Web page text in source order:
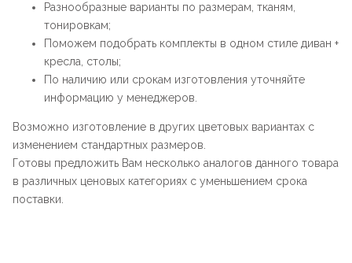
Разнообразные варианты по размерам, тканям,
тонировкам;
Поможем подобрать комплекты в одном стиле диван +
кресла, столы;
По наличию или срокам изготовления уточняйте
информацию у менеджеров.
Возможно изготовление в других цветовых вариантах с
изменением стандартных размеров.
Готовы предложить Вам несколько аналогов данного товара
в различных ценовых категориях с уменьшением срока
поставки.